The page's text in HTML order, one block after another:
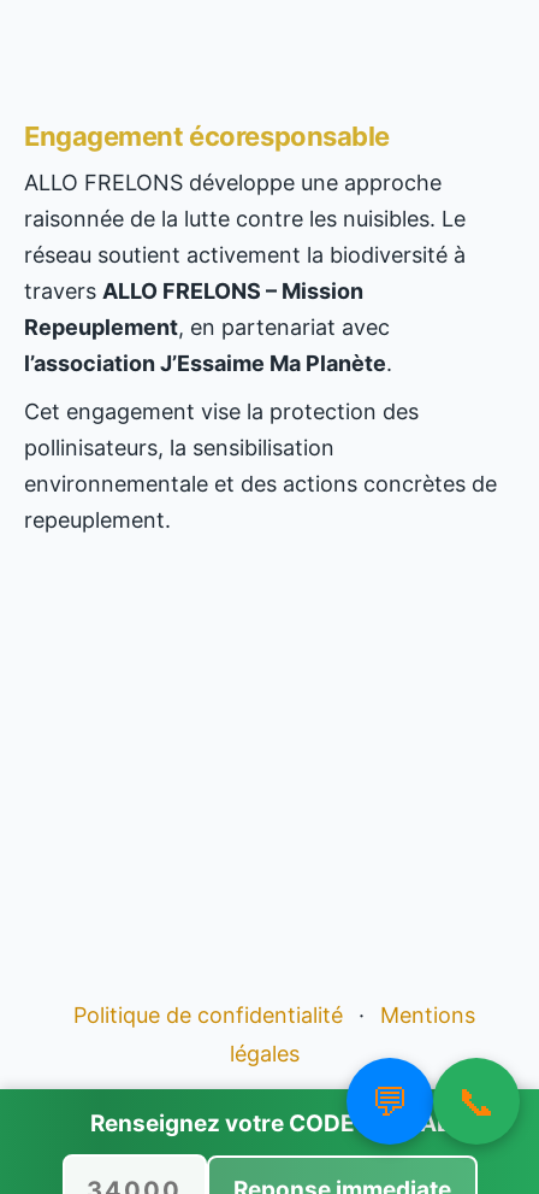
Engagement écoresponsable
ALLO FRELONS développe une approche
raisonnée de la lutte contre les nuisibles. Le
réseau soutient activement la biodiversité à
travers ALLO FRELONS – Mission
Repeuplement, en partenariat avec
l’association J’Essaime Ma Planète.
Cet engagement vise la protection des
pollinisateurs, la sensibilisation
environnementale et des actions concrètes de
repeuplement.
Politique de confidentialité ·
Mentions
légales
💬 📞
Renseignez votre CODE POSTAL